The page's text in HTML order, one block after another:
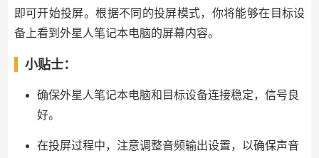
即可开始投屏。根据不同的投屏模式，你将能够在目标设
备上看到外星人笔记本电脑的屏幕内容。
小贴士：
确保外星人笔记本电脑和目标设备连接稳定，信号良
好。
在投屏过程中，注意调整音频输出设置，以确保声音